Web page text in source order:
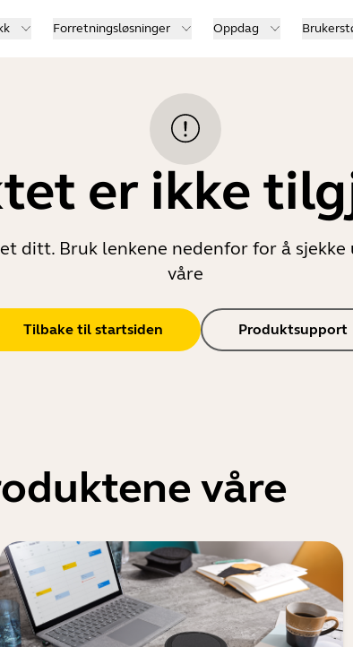
Forretningsløsninger Oppdag
er ikke
ditt. Bruk lenkene nedenfor for å
våre
Tilbake til startsiden Produktsupport
våre